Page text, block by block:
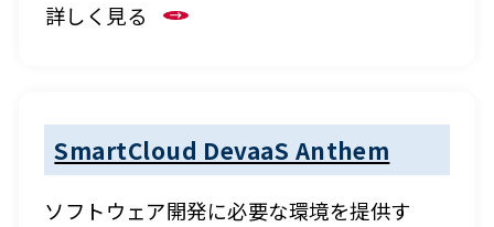
詳しく見る
SmartCloud DevaaS Anthem
ソフトウェア開発に必要な環境を提供す